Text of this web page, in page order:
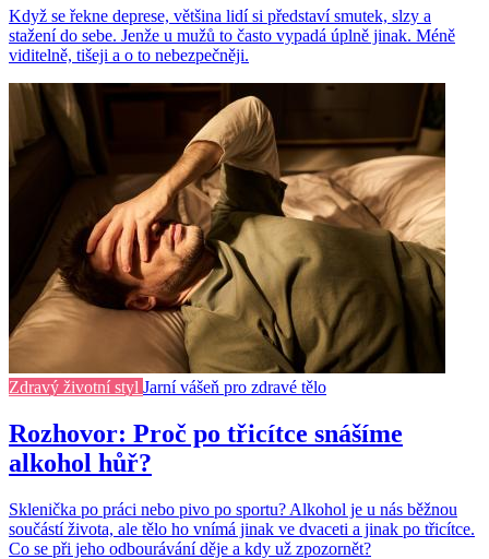
Když se řekne deprese, většina lidí si představí smutek, slzy a
stažení do sebe. Jenže u mužů to často vypadá úplně jinak. Méně
viditelně, tišeji a o to nebezpečněji.
Zdravý životní styl Jarní vášeň pro zdravé tělo
Rozhovor: Proč po třicítce snášíme
alkohol hůř?
Sklenička po práci nebo pivo po sportu? Alkohol je u nás běžnou
součástí života, ale tělo ho vnímá jinak ve dvaceti a jinak po třicítce.
Co se při jeho odbourávání děje a kdy už zpozornět?